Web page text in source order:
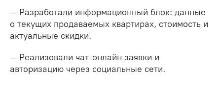
— Разработали информационный блок: данные
о текущих продаваемых квартирах, стоимость и
актуальные скидки.
— Реализовали чат-онлайн заявки и
авторизацию через социальные сети.